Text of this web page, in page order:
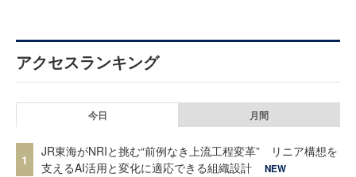
アクセスランキング
今日 月間
1
JR東海がNRIと挑む“前例なき上流工程変革” リニア構想を
支えるAI活用と変化に適応できる組織設計
NEW